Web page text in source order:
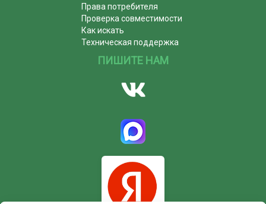
Права потребителя
Проверка совместимости
Как искать
Техническая поддержка
ПИШИТЕ НАМ